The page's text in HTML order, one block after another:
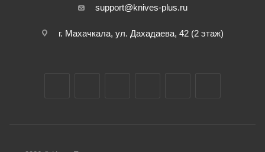
support@knives-plus.ru
г. Махачкала, ул. Дахадаева, 42 (2 этаж)